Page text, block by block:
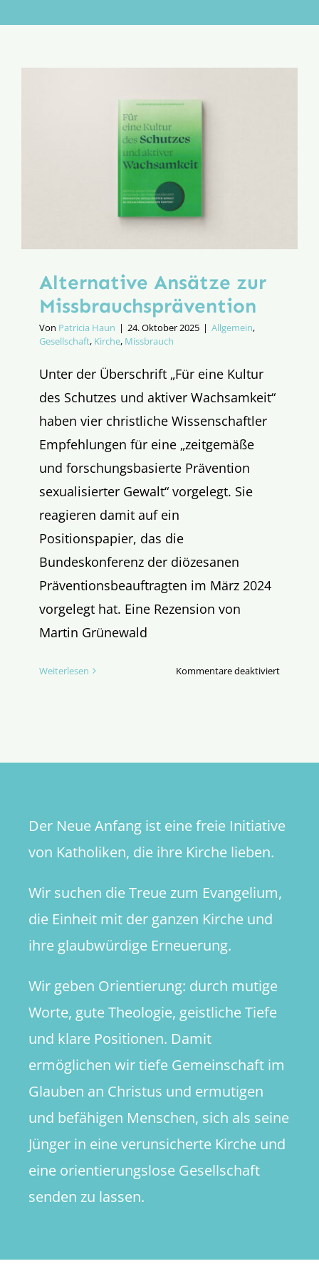
Aktion
Alternative Ansätze zur
Missbrauchs­prävention
Von Patricia Haun | 24. Oktober 2025 | Allgemein,
Gesellschaft, Kirche, Missbrauch
Unter der Überschrift „Für eine Kultur
des Schutzes und aktiver Wachsamkeit“
haben vier christliche Wissenschaftler
Empfehlungen für eine „zeitgemäße
und forschungsbasierte Prävention
sexualisierter Gewalt“ vorgelegt. Sie
reagieren damit auf ein
Positionspapier, das die
Bundeskonferenz der diözesanen
Präventionsbeauftragten im März 2024
vorgelegt hat. Eine Rezension von
Martin Grünewald
Weiterlesen Kommentare deaktiviertfür
Der Neue Anfang ist eine freie Initiative
von Katholiken, die ihre Kirche lieben.
Wir suchen die Treue zum Evangelium,
die Einheit mit der ganzen Kirche und
ihre glaubwürdige Erneuerung.
Wir geben Orientierung: durch mutige
Worte, gute Theologie, geistliche Tiefe
und klare Positionen. Damit
ermöglichen wir tiefe Gemeinschaft im
Glauben an Christus und ermutigen
und befähigen Menschen, sich als seine
Jünger in eine verunsicherte Kirche und
eine orientierungslose Gesellschaft
senden zu lassen.